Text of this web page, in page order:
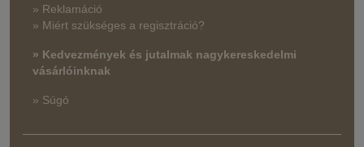
» Reklamáció
» Miért szükséges a regisztráció?
» Kedvezmények és jutalmak nagykereskedelmi
vásárlóinknak
» Súgó